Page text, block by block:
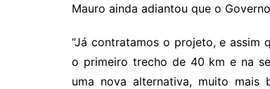
Mauro ainda adiantou que o
“Já contratamos o projeto, e assim
o primeiro trecho de 40 km e na
uma nova alternativa, muito